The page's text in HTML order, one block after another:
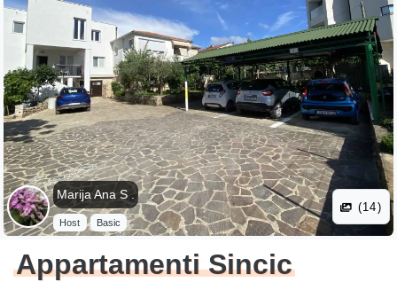
Marija Ana S .
Host Basic
(14)
Appartamenti Sincic